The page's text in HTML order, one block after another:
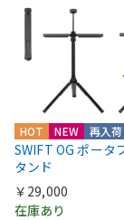
HOT NEW 再入荷
SWIFT OG ポータ
タンド
￥29,000
在庫あり